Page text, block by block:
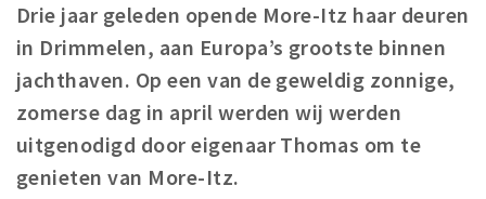
Winkels
Winkelgebieden
Parkeren
Bezienswaardigheden
Drie jaar geleden opende More-Itz haar deuren
in Drimmelen, aan Europa’s grootste binnen
jachthaven. Op een van de geweldig zonnige,
zomerse dag in april werden wij werden
uitgenodigd door eigenaar Thomas om te
genieten van More-Itz.